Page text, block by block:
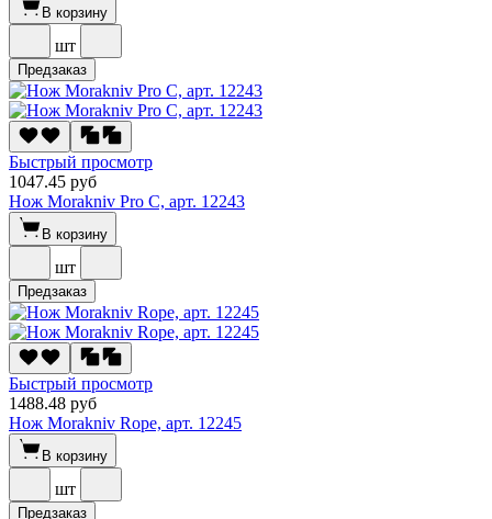
В корзину
шт
Предзаказ
Быстрый просмотр
1047.45 руб
Нож Morakniv Pro C, арт. 12243
В корзину
шт
Предзаказ
Быстрый просмотр
1488.48 руб
Нож Morakniv Rope, арт. 12245
В корзину
шт
Предзаказ